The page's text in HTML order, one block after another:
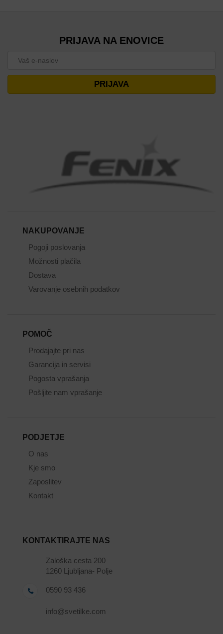
PRIJAVA NA ENOVICE
PRIJAVA
NAKUPOVANJE
Pogoji poslovanja
Možnosti plačila
Dostava
Varovanje osebnih podatkov
POMOČ
Prodajajte pri nas
Garancija in servisi
Pogosta vprašanja
Pošljite nam vprašanje
PODJETJE
O nas
Kje smo
Zaposlitev
Kontakt
KONTAKTIRAJTE NAS
Zaloška cesta 200
1260 Ljubljana- Polje
0590 93 436
info@svetilke.com